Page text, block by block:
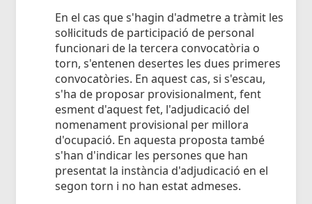
En el cas que s'hagin d'admetre a tràmit les
sol·licituds de participació de personal
funcionari de la tercera convocatòria o
torn, s'entenen desertes les dues primeres
convocatòries. En aquest cas, si s'escau,
s'ha de proposar provisionalment, fent
esment d'aquest fet, l'adjudicació del
nomenament provisional per millora
d'ocupació. En aquesta proposta també
s'han d'indicar les persones que han
presentat la instància d'adjudicació en el
segon torn i no han estat admeses.